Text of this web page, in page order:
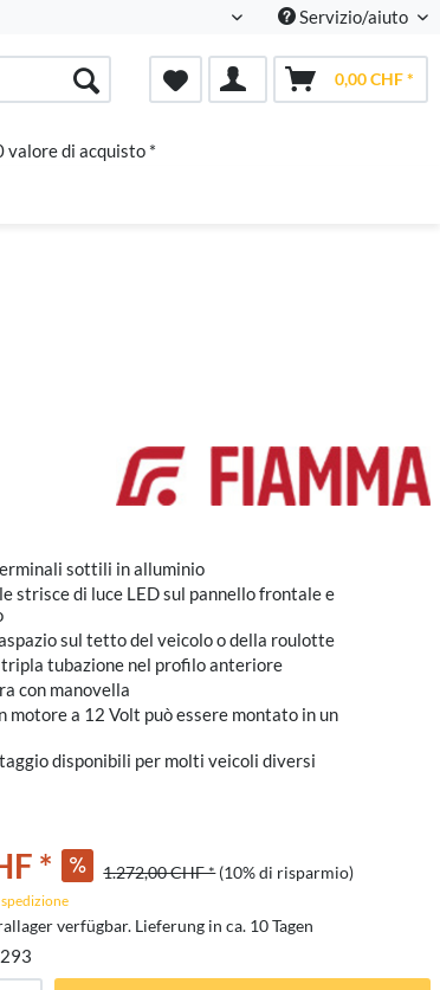
ItalienischServizio/aiuto
0,00 CHF *
valore di acquisto *
sottili in alluminio
strisce di luce LED sul pannello frontale e
sul tetto del veicolo o della roulotte
tubazione nel profilo anteriore
con manovella
motore a 12 Volt può essere montato in un
disponibili per molti veicoli diversi
* 1.272,00 CHF * (10% di risparmio)
spedizione
verfügbar. Lieferung in ca. 10 Tagen